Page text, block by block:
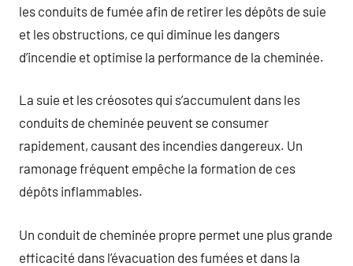
les conduits de fumée afin de retirer les dépôts de suie
et les obstructions, ce qui diminue les dangers
d’incendie et optimise la performance de la cheminée.
La suie et les créosotes qui s’accumulent dans les
conduits de cheminée peuvent se consumer
rapidement, causant des incendies dangereux. Un
ramonage fréquent empêche la formation de ces
dépôts inflammables.
Un conduit de cheminée propre permet une plus grande
efficacité dans l’évacuation des fumées et dans la